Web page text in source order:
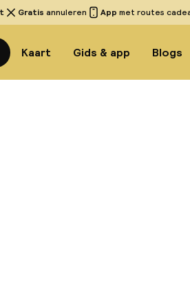
Gratis annuleren App met routes
Kaart Gids & app Blogs
accommodatie: